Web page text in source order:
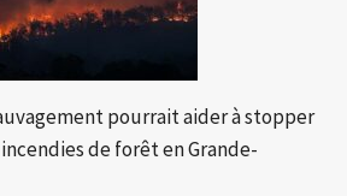
pourrait aider à stopper
de forêt en Grande-